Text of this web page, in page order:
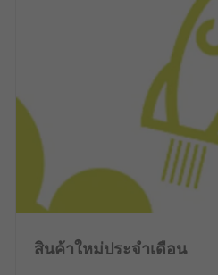
สินค้าใหม่ประจำเดือน